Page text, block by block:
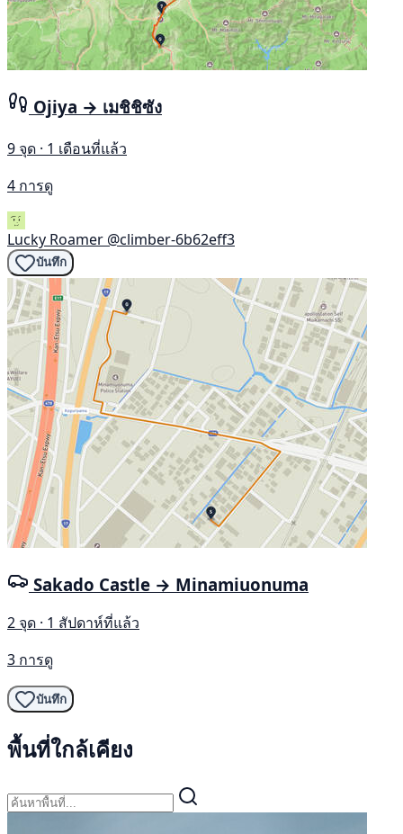
Ojiya → เมชิชิซัง
9 จุด · 1 เดือนที่แล้ว
4 การดู
Lucky Roamer @climber-6b62eff3
บันทึก
Sakado Castle → Minamiuonuma
2 จุด · 1 สัปดาห์ที่แล้ว
3 การดู
บันทึก
พื้นที่ใกล้เคียง